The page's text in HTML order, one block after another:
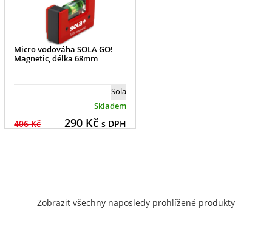
Micro vodováha SOLA GO!
Magnetic, délka 68mm
Sola
Skladem
406 Kč 290Kč s DPH
Zobrazit všechny naposledy prohlížené produkty